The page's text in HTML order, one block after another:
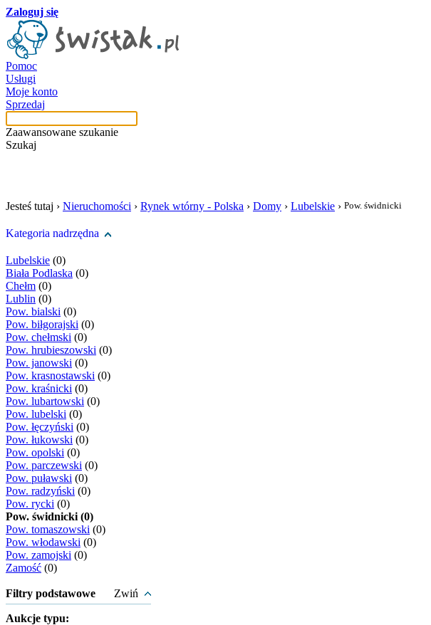
Zaloguj się
Pomoc
Usługi
Moje konto
Sprzedaj
Zaawansowane szukanie
Szukaj
Jesteś tutaj › Nieruchomości › Rynek wtórny - Polska › Domy › Lubelskie › Pow. świdnicki
Kategoria nadrzędna
Lubelskie (0)
Biała Podlaska (0)
Chełm (0)
Lublin (0)
Pow. bialski (0)
Pow. biłgorajski (0)
Pow. chełmski (0)
Pow. hrubieszowski (0)
Pow. janowski (0)
Pow. krasnostawski (0)
Pow. kraśnicki (0)
Pow. lubartowski (0)
Pow. lubelski (0)
Pow. łęczyński (0)
Pow. łukowski (0)
Pow. opolski (0)
Pow. parczewski (0)
Pow. puławski (0)
Pow. radzyński (0)
Pow. rycki (0)
Pow. świdnicki (0)
Pow. tomaszowski (0)
Pow. włodawski (0)
Pow. zamojski (0)
Zamość (0)
Filtry podstawowe Zwiń
Aukcje typu: